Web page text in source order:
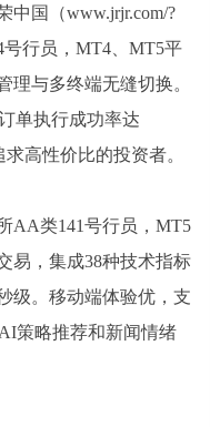
中国（www.jrjr.com/?
行员，MT4、MT5平
理与多终端无缝切换。
单执行成功率达
高性价比的投资者。
AA类141号行员，MT5
易，集成38种技术指标
级。移动端体验优，支
策略推荐和新闻情绪